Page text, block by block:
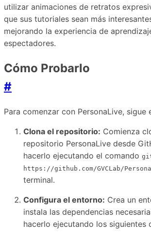
utilizar animaciones de retratos
que sus tutoriales sean más
mejorando la experiencia de
espectadores.
Cómo Probarlo
#
Para comenzar con PersonaLive, sigue
Clona el repositorio: Comienza
repositorio PersonaLive desde
hacerlo ejecutando el comando
https://github.com/GVCLab/
terminal.
Configura el entorno: Crea un
instala las dependencias
hacerlo ejecutando los siguientes